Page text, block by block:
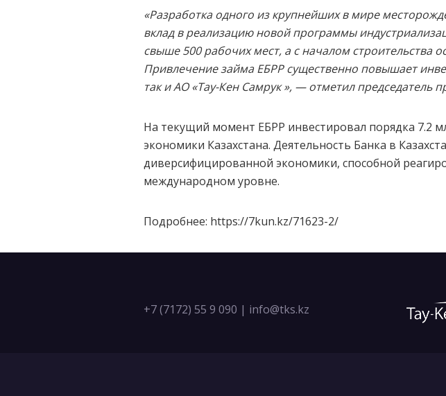
«Разработка одного из крупнейших в мире
вклад в реализацию новой программы
свыше 500 рабочих мест, а с началом строительства
Привлечение займа ЕБРР существенно повышает
так и АО «Тау-Кен Самрук », — отметил председатель
На текущий момент ЕБРР инвестировал порядка 7.2
экономики Казахстана. Деятельность Банка в
диверсифицированной экономики, способной
международном уровне.
Подробнее: https://7kun.kz/71623-2/
+7 (7172) 55 9 090 | info@tks.kz